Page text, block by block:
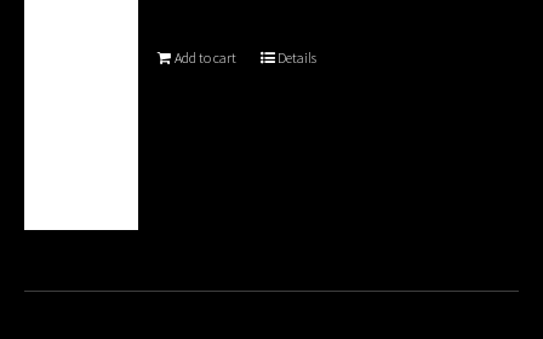
Add to cart Details